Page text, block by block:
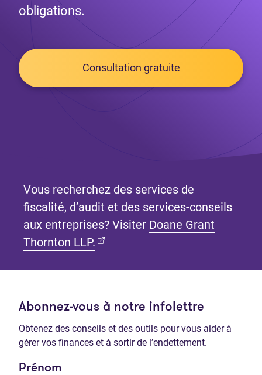
obligations.
Consultation gratuite
Vous recherchez des services de
fiscalité, d’audit et des services-conseils
aux entreprises? Visiter Doane Grant
Thornton LLP. (Ouvre dans un nouvel onglet)
Abonnez-vous à notre infolettre
Obtenez des conseils et des outils pour vous aider à
gérer vos finances et à sortir de l’endettement.
Prénom